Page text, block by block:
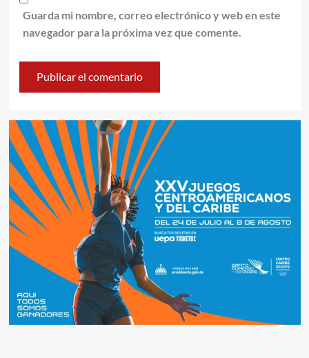
Guarda mi nombre, correo electrónico y web en este
navegador para la próxima vez que comente.